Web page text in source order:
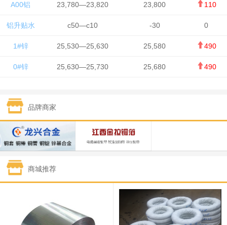
A00铝 23,780—23,820 23,800 110
铝升贴水 c50—c10 -30 0
1#锌 25,530—25,630 25,580 490
0#锌 25,630—25,730 25,680 490
1#锡 434,750—436,750
1#镍 131,200—132,400
1#白银 15,170—15,180 15,175 615
钯金
341,000 -3,000
88,000—94,000 91,000 0
品牌商家
商城推荐